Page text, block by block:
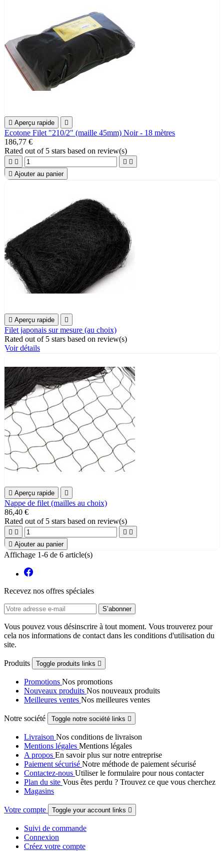
 Aperçu rapide 
Ecotone Filet "210/2" (maille 45mm) Noir - 18 mètres
186,77 €
Rated out of 5 stars based on review(s)
   
 Ajouter au panier
 Aperçu rapide 
Filet japonais sur mesure (au choix)
Rated out of 5 stars based on review(s)
Voir détails
 Aperçu rapide 
Nappe de filet (mailles au choix)
86,40 €
Rated out of 5 stars based on review(s)
   
 Ajouter au panier
Affichage 1-6 de 6 article(s)
Recevez nos offres spéciales
Vous pouvez vous désinscrire à tout moment. Vous trouverez pour
cela nos informations de contact dans les conditions d'utilisation du
site.
Produits Toggle produits links 
Promotions Nos promotions
Nouveaux produits Nos nouveaux produits
Meilleures ventes Nos meilleures ventes
Notre société Toggle notre société links 
Livraison Nos conditions de livraison
Mentions légales Mentions légales
A propos En savoir plus sur notre entreprise
Paiement sécurisé Notre méthode de paiement sécurisé
Contactez-nous Utiliser le formulaire pour nous contacter
Plan du site Vous êtes perdu ? Trouvez ce que vous cherchez
Magasins
Votre compte Toggle your account links 
Suivi de commande
Connexion
Créez votre compte